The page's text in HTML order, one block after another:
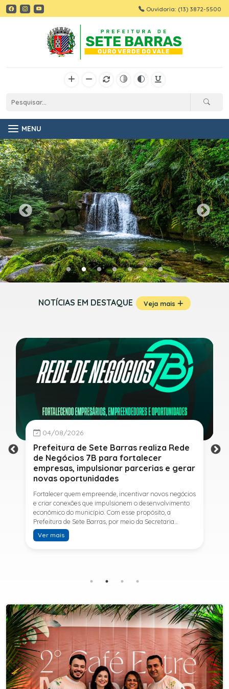
Ouvidoria: (13) 3872-5500
MENU
NOTÍCIAS EM DESTAQUE Veja mais
04/08/2026
Prefeitura de Sete Barras realiza Rede
de Negócios 7B para fortalecer
empresas, impulsionar parcerias e gerar
novas oportunidades
Fortalecer quem empreende, incentivar novos negócios
e criar conexões que impulsionem o desenvolvimento
econômico do município. Com esse propósito, a
Prefeitura de Sete Barras, por meio da Secretaria
Municipal de Turismo e Desenvolvimento Econômico,
promove na próxima terça-feira (11) a Rede de Negócios
telecomunicações e fundador da empresa Seu
Consultor, que compartilhará estratégias para
aumentar resultados, fortalecer relacionamentos
comerciais e ampliar as oportunidades de
negócios.Para a Secretária Municipal de Turismo e
Desenvolvimento Econômico, Edna Carvalho, a Rede de
Negócios 7B representa mais uma iniciativa da gestão
do Prefeito Ítalo Costa para fortalecer o
empreendedorismo e incentivar o crescimento das
Ver mais